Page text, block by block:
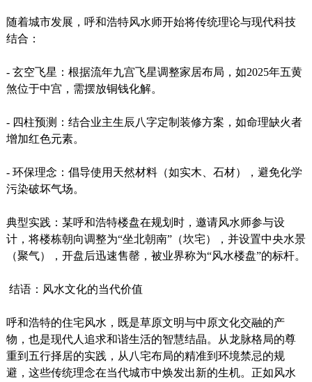
随着城市发展，呼和浩特风水师开始将传统理论与现代科技
结合：
- 玄空飞星：根据流年九宫飞星调整家居布局，如2025年五黄
煞位于中宫，需摆放铜钱化解。
- 四柱预测：结合业主生辰八字定制装修方案，如命理缺火者
增加红色元素。
- 环保理念：倡导使用天然材料（如实木、石材），避免化学
污染破坏气场。
典型实践：某呼和浩特楼盘在规划时，邀请风水师参与设
计，将楼栋朝向调整为“坐北朝南”（坎宅），并设置中央水景
（聚气），开盘后迅速售罄，被业界称为“风水楼盘”的标杆。
结语：风水文化的当代价值
呼和浩特的住宅风水，既是草原文明与中原文化交融的产
物，也是现代人追求和谐生活的智慧结晶。从龙脉格局的尊
重到五行择居的实践，从八宅布局的精准到环境禁忌的规
避，这些传统理念在当代城市中焕发出新的生机。正如风水